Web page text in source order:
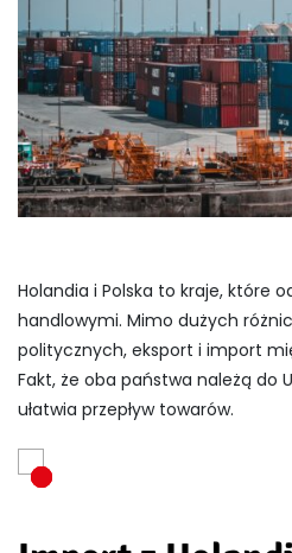
Holandia i Polska to kraje, które
handlowymi. Mimo dużych
politycznych, eksport i import
Fakt, że oba państwa należą do
ułatwia przepływ towarów.